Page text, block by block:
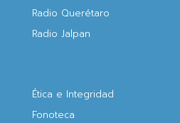
Radio Querétaro
Radio Jalpan
Ética e Integridad
Fonoteca